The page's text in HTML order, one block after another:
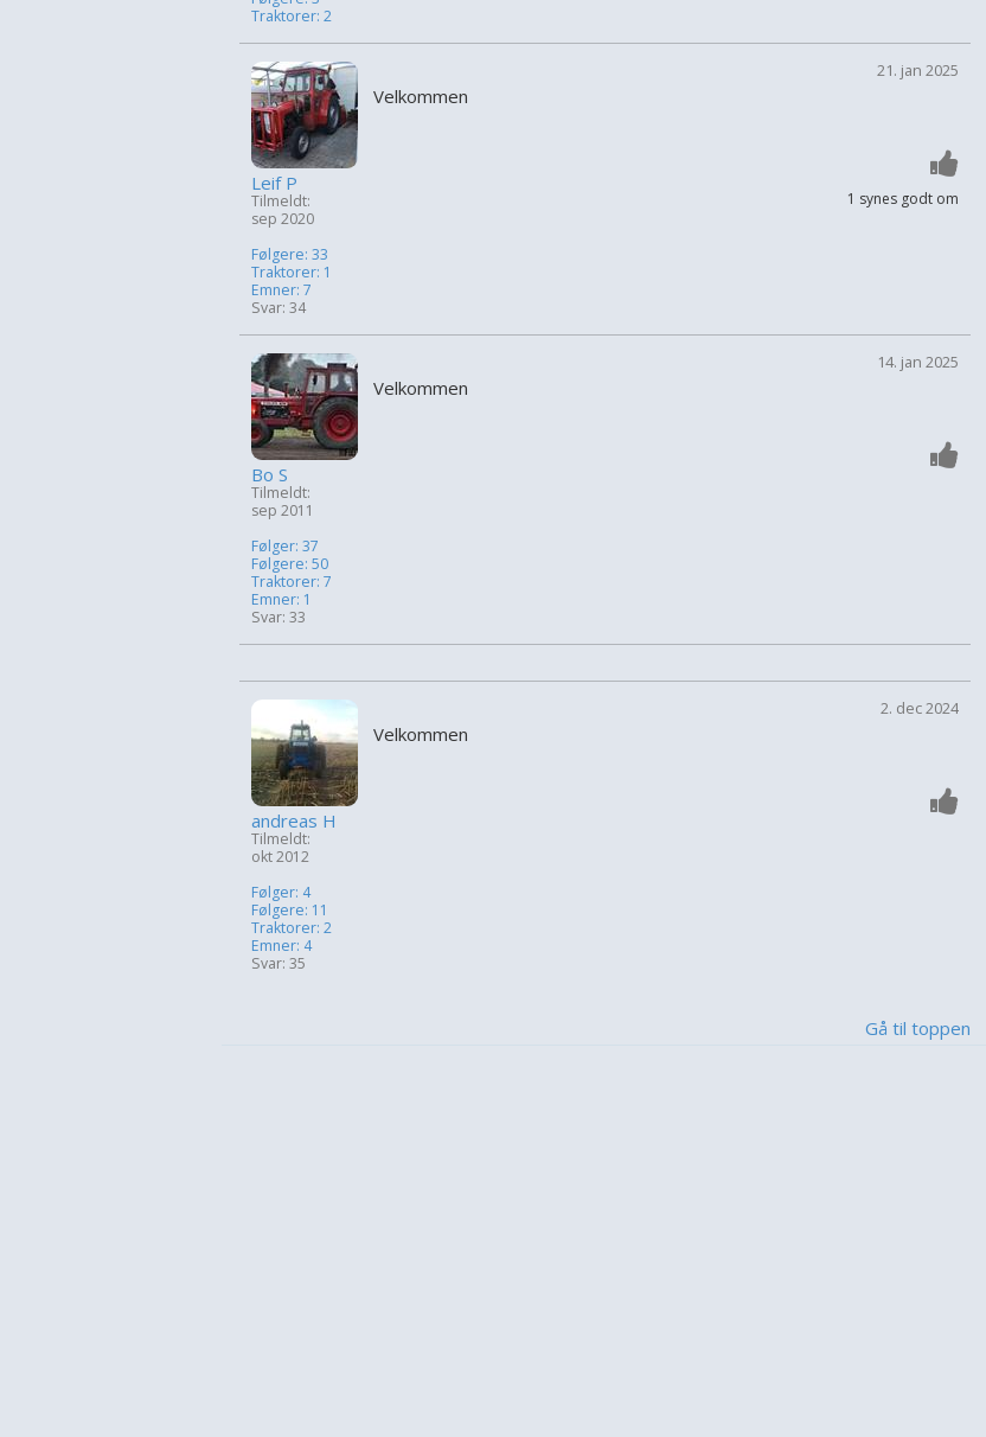
Traktorer: 2
Leif P
Tilmeldt:
sep 2020
Følgere: 33
Traktorer: 1
Emner: 7
Svar: 34
21. jan 2025
Velkommen
1 synes godt om
Bo S
Tilmeldt:
sep 2011
Følger: 37
Følgere: 50
Traktorer: 7
Emner: 1
Svar: 33
14. jan 2025
Velkommen
andreas H
Tilmeldt:
okt 2012
Følger: 4
Følgere: 11
Traktorer: 2
Emner: 4
Svar: 35
2. dec 2024
Velkommen
Gå til toppen